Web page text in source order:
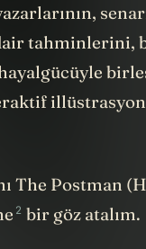
tahminlerini,
The Postman
2 bir göz atalım.